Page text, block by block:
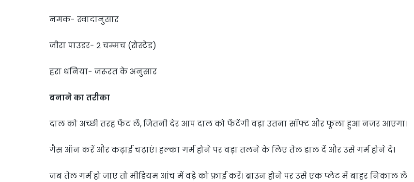
नमक- स्वादानुसार
जीरा पाउडर- 2 चम्मच (रोस्टेड)
हरा धनिया- जरूरत के अनुसार
बनाने का तरीका
दाल को अच्छी तरह फेंट लें, जितनी देर आप दाल को फेंटेंगी वड़ा उतना सॉफ्ट और फूला हुआ नजर आएगा।
गैस ऑन करें और कढ़ाई चढ़ाएं। हल्का गर्म होने पर वड़ा तलने के लिए तेल डाल दें और उसे गर्म होने दें।
जब तेल गर्म हो जाए तो मीडियम आंच में वड़े को फ्राई करें। ब्राउन होने पर उसे एक प्लेट में बाहर निकाल लें